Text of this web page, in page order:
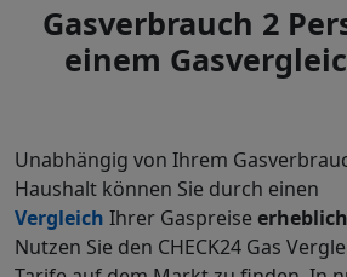
Gasverbrauch 2
einem
Unabhängig von Ihrem
Haushalt können Sie durch einen
Vergleich Ihrer Gaspreise
Nutzen Sie den CHECK24 Gas